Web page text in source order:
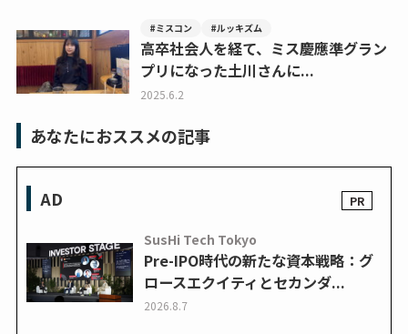
#ミスコン #ルッキズム
高卒社会人を経て、ミス慶應準グラン
プリになった土川さんに...
2025.6.2
あなたにおススメの記事
AD
SusHi Tech Tokyo
Pre-IPO時代の新たな資本戦略：グ
ロースエクイティとセカンダ...
2026.8.7